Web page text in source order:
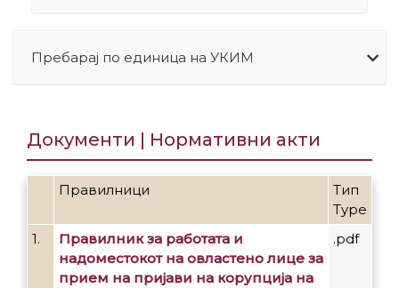
Пребарај по единица на УКИМ
Документи | Нормативни акти
Правилници
Тип
Type
1.
Правилник за работата и
надоместокот на овластено лице за
прием на пријави на корупција на
.pdf